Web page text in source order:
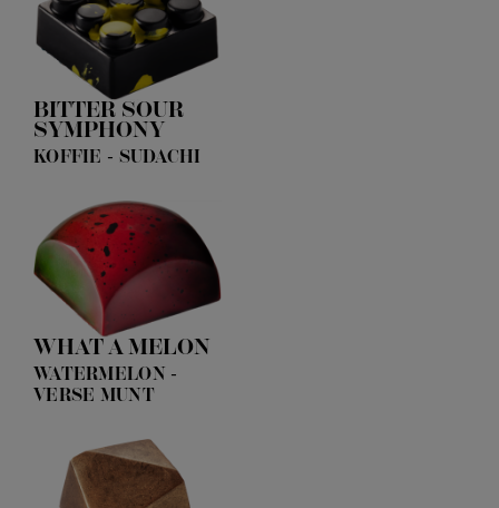
BITTER SOUR
SYMPHONY
KOFFIE - SUDACHI
WHAT A MELON
WATERMELON -
VERSE MUNT